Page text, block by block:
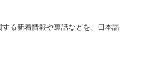
る新着情報や裏話などを、日本語